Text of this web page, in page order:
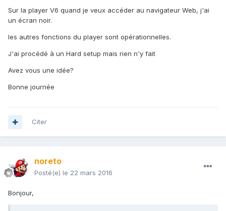
Sur la player V6 quand je veux accéder au navigateur Web, j'ai
un écran noir.
les autres fonctions du player sont opérationnelles.
J'ai procédé à un Hard setup mais rien n'y fait
Avez vous une idée?
Bonne journée
Citer
noreto
Posté(e) le 22 mars 2016
Bonjour,